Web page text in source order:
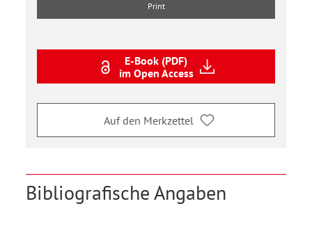
Print
E-Book (PDF)
im Open Access
Auf den Merkzettel
Bibliografische Angaben